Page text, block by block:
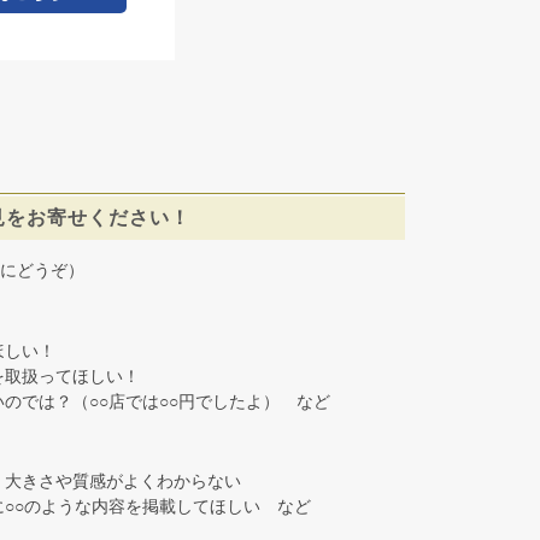
お寄せください！
どうぞ）
い！
扱ってほしい！
では？（○○店では○○円でしたよ） など
きさや質感がよくわからない
のような内容を掲載してほしい など